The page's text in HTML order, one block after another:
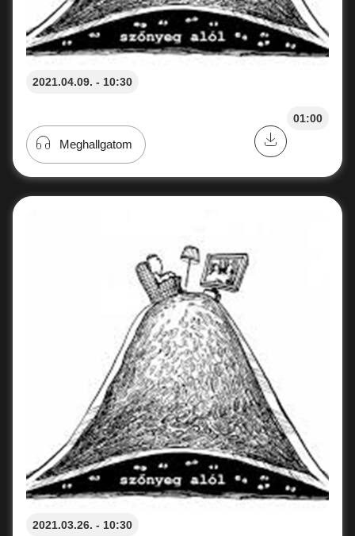
2021.04.09. - 10:30
01:00
Meghallgatom
2021.03.26. - 10:30